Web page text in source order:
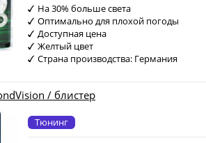
На 30% больше света
Оптимально для плохой погоды
Доступная цена
Желтый цвет
Страна производства: Германия
/ блистер
Тюнинг